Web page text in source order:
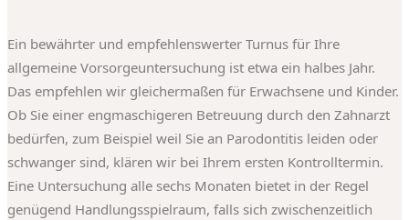
Ein bewährter und empfehlenswerter Turnus für Ihre
allgemeine Vorsorgeuntersuchung ist etwa ein halbes Jahr.
Das empfehlen wir gleichermaßen für Erwachsene und Kinder.
Ob Sie einer engmaschigeren Betreuung durch den Zahnarzt
bedürfen, zum Beispiel weil Sie an Parodontitis leiden oder
schwanger sind, klären wir bei Ihrem ersten Kontrolltermin.
Eine Untersuchung alle sechs Monaten bietet in der Regel
genügend Handlungsspielraum, falls sich zwischenzeitlich